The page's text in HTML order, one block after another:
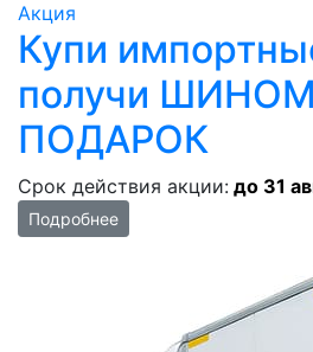
Акция
Купи
получи
ПОДАРОК
Срок действия акции: до 31
Подробнее